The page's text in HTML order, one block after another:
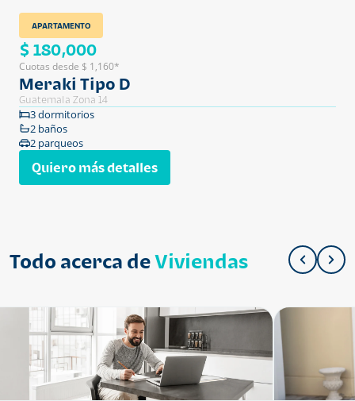
APARTAMENTO
$ 180,000
Cuotas desde $ 1,160*
Meraki Tipo D
Guatemala Zona 14
3 dormitorios
2 baños
2 parqueos
Quiero más detalles
Todo acerca deViviendas